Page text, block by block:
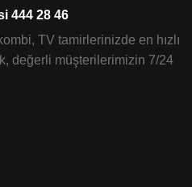
444 28 46
TV tamirlerinizde en hızlı
değerli müşterilerimizin 7/24